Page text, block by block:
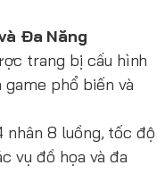
Đa Năng
trang bị cấu hình
phổ biến và
nhân 8 luồng, tốc độ
vụ đồ họa và đa